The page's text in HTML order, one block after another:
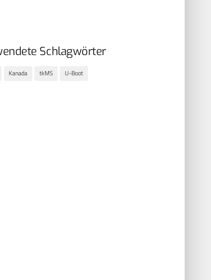
Schlagwörter
Kanada tkMS U-Boot